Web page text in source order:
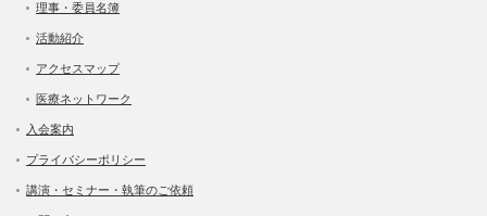
理事・委員名簿
活動紹介
アクセスマップ
医療ネットワーク
入会案内
プライバシーポリシー
講演・セミナー・執筆のご依頼